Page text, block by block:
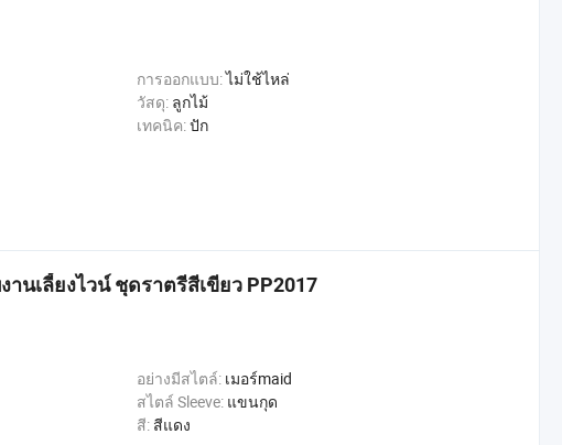
การออกแบบ:ไม่ใช้ไหล่
วัสดุ: ลูกไม้
เทคนิค:ปัก
นเลี้ยงไวน์ ชุดราตรีสีเขียว PP2017
อย่างมีสไตล์: เมอร์maid
สไตล์ Sleeve: แขนกุด
สี: สีแดง